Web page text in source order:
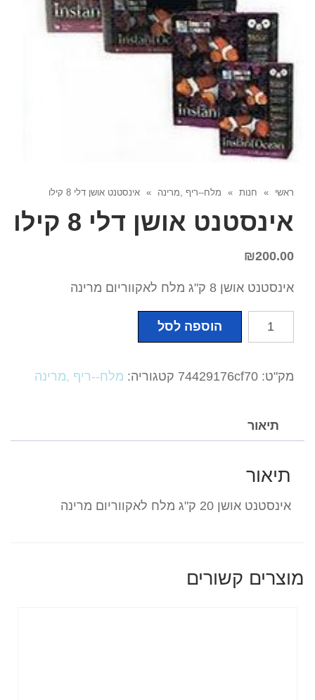
ראשי » חנות » מלח--ריף ,מרינה » אינסטנט אושן דלי 8 קילו
אינסטנט אושן דלי 8 קילו
₪200.00
אינסטנט אושן 8 ק"ג מלח לאקווריום מרינה
כמות
אושן
קילו
הוספה לסל
מק"ט: 74429176cf70 קטגוריה: מלח--ריף ,מרינה
תיאור
תיאור
אינסטנט אושן 20 ק"ג מלח לאקווריום מרינה
מוצרים קשורים